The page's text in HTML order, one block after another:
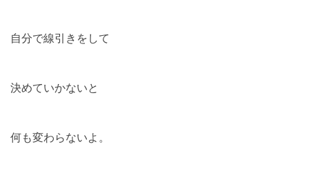
自分で線引きをして
決めていかないと
何も変わらないよ。